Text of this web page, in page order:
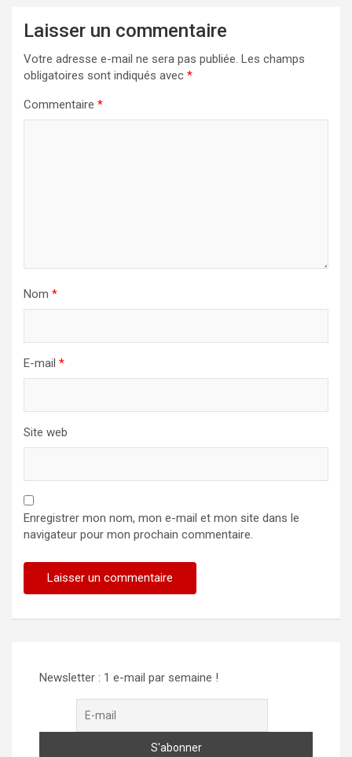
Laisser un commentaire
Votre adresse e-mail ne sera pas publiée. Les champs
obligatoires sont indiqués avec *
Commentaire *
Nom *
E-mail *
Site web
Enregistrer mon nom, mon e-mail et mon site dans le
navigateur pour mon prochain commentaire.
Newsletter : 1 e-mail par semaine !